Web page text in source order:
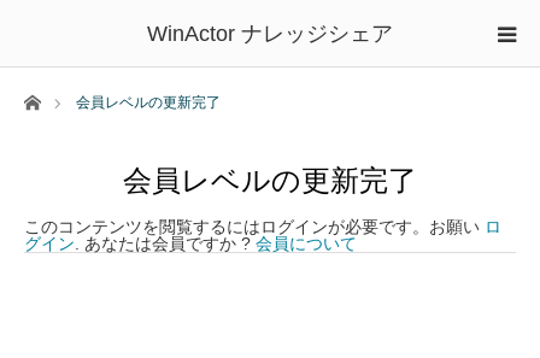
WinActor ナレッジシェア
ホーム会員レベルの更新完了
会員レベルの更新完了
このコンテンツを閲覧するにはログインが必要です。お願い ロ
グイン . あなたは会員ですか ? 会員について